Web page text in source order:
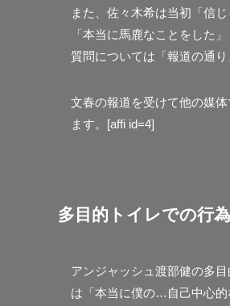
また、佐々木希は当初「信
「本当に馬鹿なことをした
質問については「報道の通り
文春の報道を受けて他の媒
ます。[affi id=4]
多目的トイレでの行
アンジャッシュ渡部健の多
は「本当に僕の…自己中心的